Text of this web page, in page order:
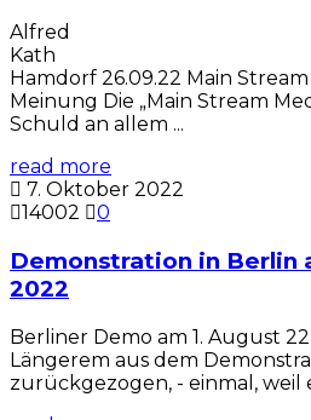
Alfred
Hamdorf 26.09.22 Main
Meinung Die „Main Stream
Schuld an allem ...
read more
7. Oktober 2022
14002
0
Demonstration in Berlin
2022
Berliner Demo am 1. August
Längerem aus dem
zurückgezogen, - einmal, weil